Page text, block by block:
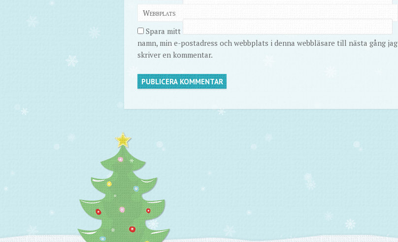
Webbplats
Spara mitt
namn, min e-postadress och webbplats i denna webbläsare till nästa gång jag
skriver en kommentar.